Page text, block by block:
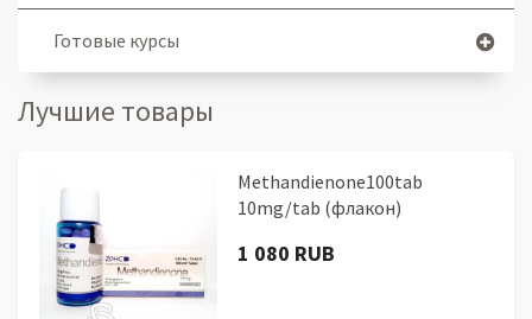
Готовые курсы
Лучшие товары
Methandienone100tab
10mg/tab (флакон)
1 080 RUB